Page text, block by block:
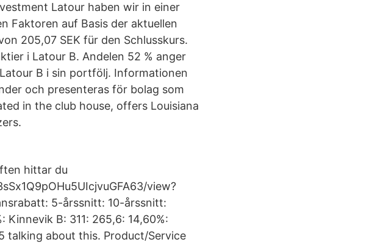
Latour haben wir in einer
Faktoren auf Basis der aktuellen
205,07 SEK für den Schlusskurs.
i Latour B. Andelen 52 % anger
B i sin portfölj. Informationen
och presenteras för bolag som
in the club house, offers Louisiana
hittar du
view?
5-årssnitt: 10-årssnitt:
Kinnevik B: 311: 265,6: 14,60%:
talking about this. Product/Service